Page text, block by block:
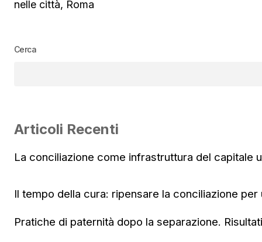
nelle città, Roma
Cerca
Articoli Recenti
La conciliazione come infrastruttura del capitale
Il tempo della cura: ripensare la conciliazione per
Pratiche di paternità dopo la separazione.